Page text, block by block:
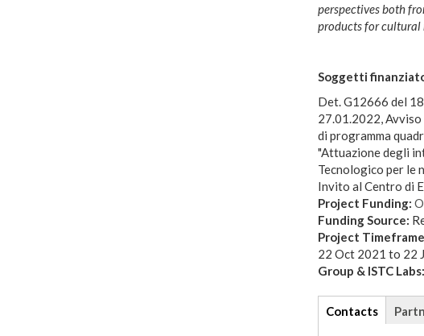
perspectives both
products for cultural
Soggetti
Det. G12666 del
27.01.2022,
di programma
"Attuazione degli
Tecnologico per le
Invito al Centro di
Project Funding:
Funding Source:
Project
22 Oct 2021 to 22
Group & ISTC Labs:
tabs
Contacts(active
tab)